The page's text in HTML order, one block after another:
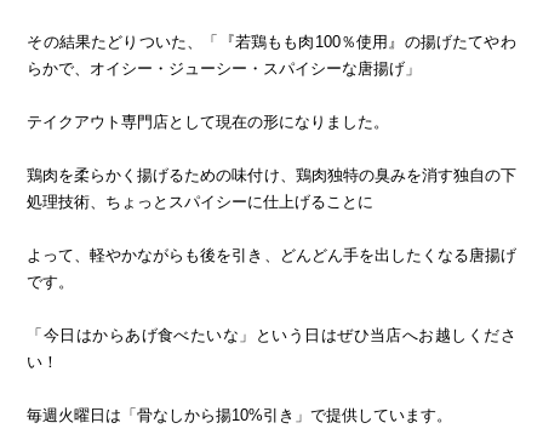
その結果たどりついた、「『若鶏もも肉100％使用』の揚げたてやわ
らかで、オイシー・ジューシー・スパイシーな唐揚げ」
テイクアウト専門店として現在の形になりました。
鶏肉を柔らかく揚げるための味付け、鶏肉独特の臭みを消す独自の下
処理技術、ちょっとスパイシーに仕上げることに
よって、軽やかながらも後を引き、どんどん手を出したくなる唐揚げ
です。
「今日はからあげ食べたいな」という日はぜひ当店へお越しくださ
い！
毎週火曜日は「骨なしから揚10%引き」で提供しています。